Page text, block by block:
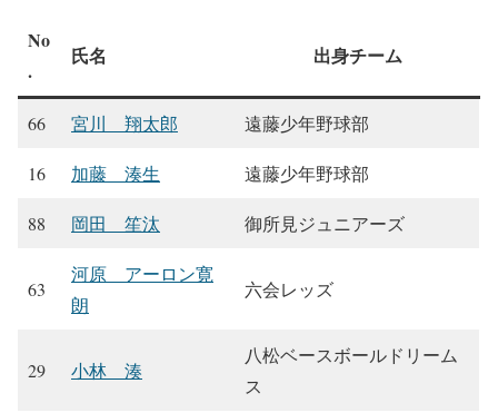
No
.
氏名 出身チーム
66 宮川 翔太郎 遠藤少年野球部
16 加藤 湊生 遠藤少年野球部
88 岡田 笙汰 御所見ジュニアーズ
63
河原 アーロン寛
朗
六会レッズ
29 小林 湊
八松ベースボールドリーム
ス